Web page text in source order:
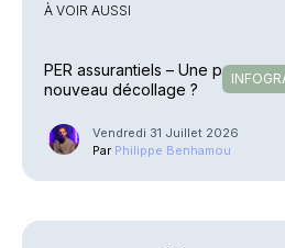
À VOIR AUSSI
PER assurantiels – Une pause
nouveau décollage ?
Vendredi 31 Juillet 2026
Par Philippe Benhamou